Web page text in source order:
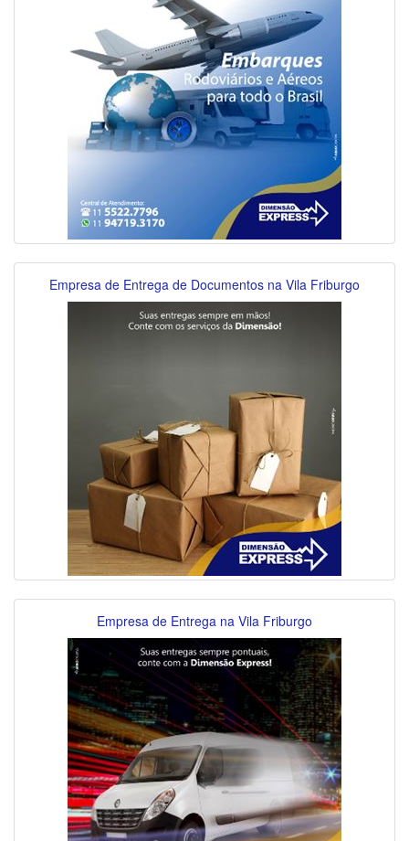
Empresa de Entrega de Documentos na Vila Friburgo
Empresa de Entrega na Vila Friburgo